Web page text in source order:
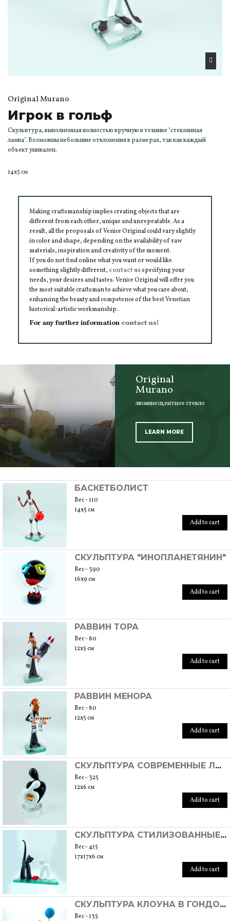
Original Murano
Игрок в гольф
Скульптура, выполненная полностью вручную в технике "стеклянная
лампа". Возможны небольшие отклонения в размерах, так как каждый
объект уникален.
14x5 см
Making craftsmanship implies creating objects that are
different from each other, unique and unrepeatable. As a
result, all the proposals of Venice Original could vary slightly
in color and shape, depending on the availability of raw
materials, inspiration and creativity of the moment.
If you do not find online what you want or would like
something slightly different, contact usspecifying your
needs, your desires and tastes. Venice Original will offer you
the most suitable craftsman to achieve what you care about,
enhancing the beauty and competence of the best Venetian
historical-artistic workmanship.
For any further information contact us!
Original
Murano
люминесцентное стекло
LEARN MORE
БАСКЕТБОЛИСТ
Вес - 110
14x5 см
Add to cart
СКУЛЬПТУРА "ИНОПЛАНЕТЯНИН"
Вес - 390
16x9 см
Add to cart
РАВВИН ТОРА
Вес - 80
12x5 см
Add to cart
РАВВИН МЕНОРА
Вес - 80
12x5 см
Add to cart
СКУЛЬПТУРА СОВРЕМЕННЫЕ ЛЮБОВНИКИ
Вес - 325
12x6 см
Add to cart
СКУЛЬПТУРА СТИЛИЗОВАННЫЕ КОШКИ
Вес - 415
17x17x6 см
Add to cart
СКУЛЬПТУРА КЛОУНА В ГОНДОЛЕ
Вес - 135